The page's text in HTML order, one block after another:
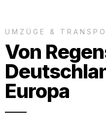
UMZÜGE &
Von
Europa